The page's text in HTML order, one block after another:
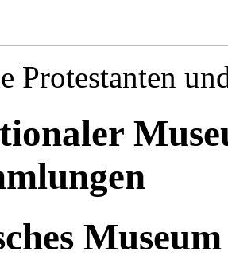
Protestanten